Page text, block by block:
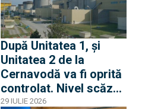
După Unitatea 1, și
Unitatea 2 de la
Cernavodă va fi oprită
controlat. Nivel scăzut
fără precedent al
29 IULIE 2026